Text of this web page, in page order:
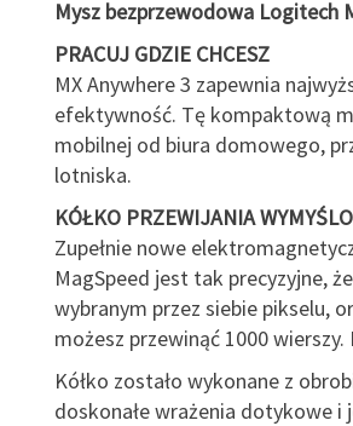
Mysz bezprzewodowa Logitech
PRACUJ GDZIE CHCESZ
MX Anywhere 3 zapewnia
efektywność. Tę kompaktową
mobilnej od biura domowego,
lotniska.
KÓŁKO PRZEWIJANIA
Zupełnie nowe
MagSpeed jest tak precyzyjne,
wybranym przez siebie pikselu,
możesz przewinąć 1000
Kółko zostało wykonane z
doskonałe wrażenia dotykowe